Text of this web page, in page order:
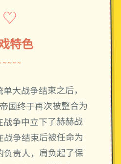
♡
特色
大战争结束之后，
国终于再次被整合为
争中立下了赫赫战
争结束后被任命为
责人，肩负起了保